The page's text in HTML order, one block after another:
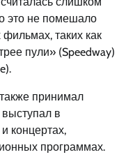
это не помешало
таких как
пули» (Speedway)
принимал
в
концертах,
программах.